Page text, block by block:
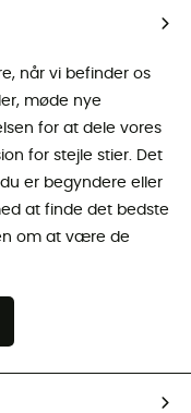
når vi befinder os
møde nye
for at dele vores
for stejle stier. Det
er begyndere eller
at finde det bedste
om at være de